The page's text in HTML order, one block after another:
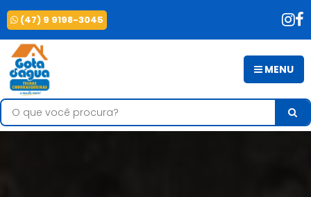
(47) 9 9198-3045
MENU